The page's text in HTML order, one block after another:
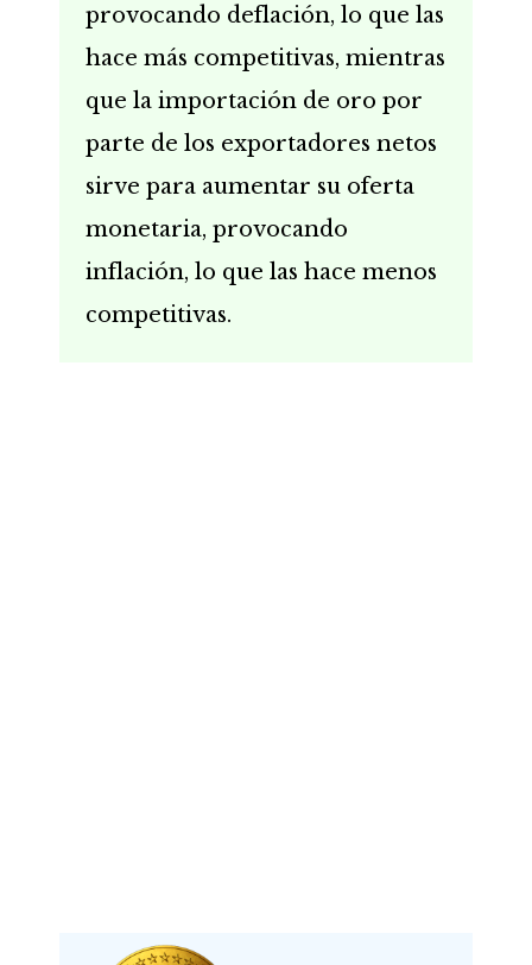
provocando deflación, lo que las
hace más competitivas, mientras
que la importación de oro por
parte de los exportadores netos
sirve para aumentar su oferta
monetaria, provocando
inflación, lo que las hace menos
competitivas.